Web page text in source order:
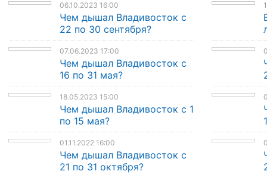
06.10.2023 16:00
Чем дышал Владивосток с
22 по 30 сентября?
07.06.2023 17:00
Чем дышал Владивосток с
16 по 31 мая?
18.05.2023 15:00
Чем дышал Владивосток с 1
по 15 мая?
01.11.2022 16:00
Чем дышал Владивосток с
21 по 31 октября?